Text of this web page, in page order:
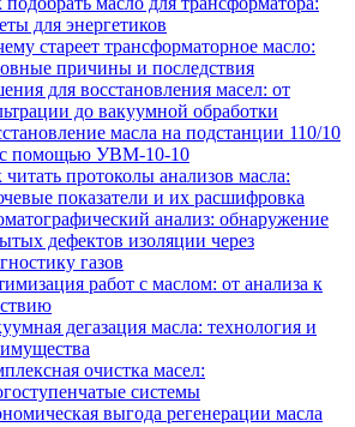
для энергетиков
стареет трансформаторное масло:
причины и последствия
для восстановления масел: от
до вакуумной обработки
масла на подстанции 110/10
помощью УВМ-10-10
читать протоколы анализов масла:
показатели и их расшифровка
анализ: обнаружение
дефектов изоляции через
газов
работ с маслом: от анализа к
дегазация масла: технология и
очистка масел:
системы
выгода регенерации масла